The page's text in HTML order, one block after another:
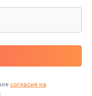
согласие на